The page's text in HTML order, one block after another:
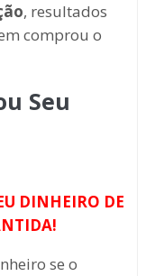
, resultados
comprou o
Seu
DINHEIRO DE
se o